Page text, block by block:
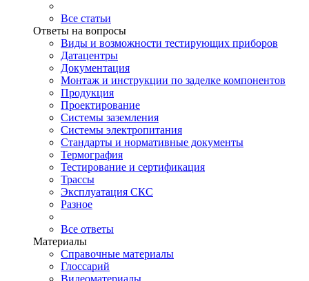
Все статьи
Ответы на вопросы
Виды и возможности тестирующих приборов
Датацентры
Документация
Монтаж и инструкции по заделке компонентов
Продукция
Проектирование
Системы заземления
Системы электропитания
Стандарты и нормативные документы
Термография
Тестирование и сертификация
Трассы
Эксплуатация СКС
Разное
Все ответы
Материалы
Справочные материалы
Глоссарий
Видеоматериалы